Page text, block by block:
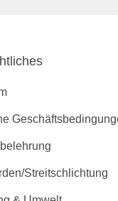
Streitschlichtung